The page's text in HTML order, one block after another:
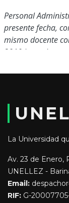
Personal
presente fecha,
mismo docente
2010 hasta la
T.S.U Tecnología
Empresas.
Licenciado en
Financieros.
MSC en
La Universidad
Av. 23 de Enero,
UNELLEZ -
Email:
RIF: G-